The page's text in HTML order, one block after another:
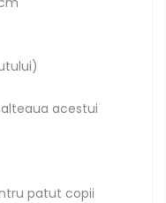
acestui
patut copii